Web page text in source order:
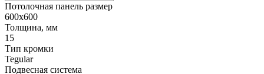
Потолочная панель размер
600х600
Толщина, мм
15
Тип кромки
Tegular
Подвесная система